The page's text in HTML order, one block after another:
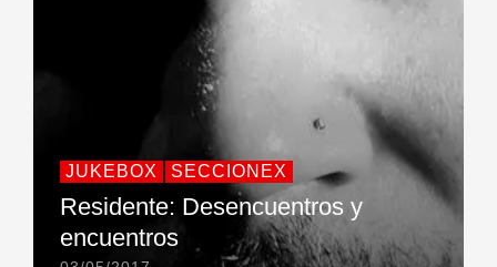
JUKEBOX SECCIONEX
Residente: Desencuentros y
encuentros